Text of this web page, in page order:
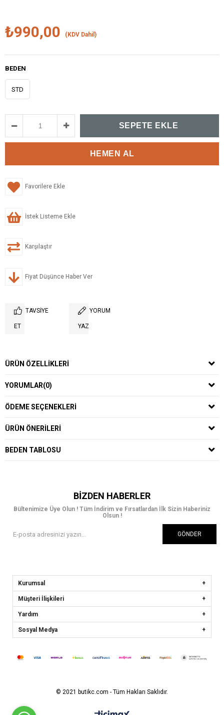
₺990,00 (KDV Dahil)
BEDEN
STD
Favorilere Ekle
İstek Listeme Ekle
Karşılaştır
Fiyat Düşünce Haber Ver
TAVSIYE
ET
YORUM
YAZ
ÜRÜN ÖZELLIKLERI
YORUMLAR(0)
ÖDEME SEÇENEKLERI
ÜRÜN ÖNERILERI
BEDEN TABLOSU
BIZDEN HABERLER
Bültenimize Üye Olun ! Tüm İndirim ve Fırsatlardan İlk Sizin Haberiniz
Olsun !
GÖNDER
Kurumsal
Müşteri İlişkileri
Yardım
Sosyal Medya
© 2021 butikc.com - Tüm Hakları Saklıdır.